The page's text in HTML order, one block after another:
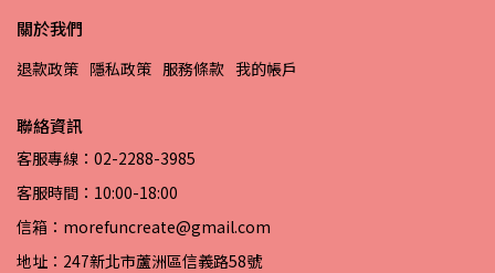
關於我們
退款政策 隱私政策 服務條款 我的帳戶
聯絡資訊
客服專線：02-2288-3985
客服時間：10:00-18:00
信箱：morefuncreate@gmail.com
地址：247新北市蘆洲區信義路58號